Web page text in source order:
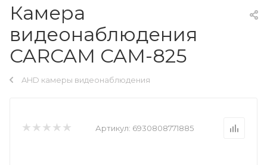
Камера
видеонаблюдения
CARCAM CAM-825
AHD камеры видеонаблюдения
Артикул: 6930808771885